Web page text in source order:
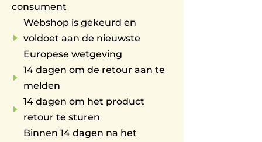
consument
E
Webshop is gekeurd en
voldoet aan de nieuwste
Europese wetgeving
E
14 dagen om de retour aan te
melden
E
14 dagen om het product
retour te sturen
Binnen 14 dagen na het